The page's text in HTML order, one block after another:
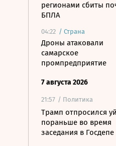
регионами сбиты
БПЛА
04:22 / Страна
Дроны атаковали
самарское
промпредприятие
7 августа 2026
21:57 / Политика
Трамп отпросился
пораньше во время
заседания в Госдепе